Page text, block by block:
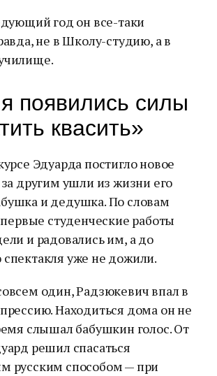
год он все-таки
не в Школу-студию, а в
появились силы
квасить»
Эдуарда постигло новое
другим ушли из жизни его
и дедушка. По словам
первые студенческие работы
и радовались им, а до
уже не дожили.
один, Радзюкевич впал в
Находиться дома он не
слышал бабушкин голос. От
решил спасаться
русским способом — при